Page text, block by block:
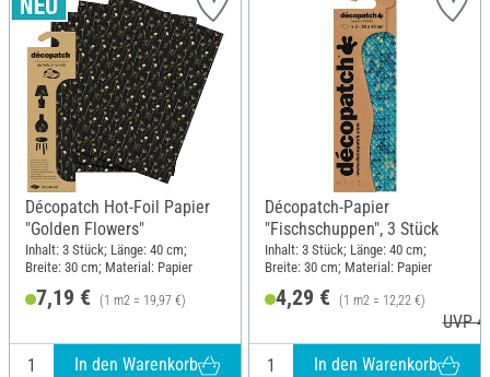
Décopatch Hot-Foil Papier
"Golden Flowers"
Inhalt: 3 Stück; Länge: 40 cm;
Breite: 30 cm; Material: Papier
7,19 € (1 m2 = 19,97 €)
In den Warenkorb
Décopatch-Papier
"Fischschuppen", 3 Stück
Inhalt: 3 Stück; Länge: 40 cm;
Breite: 30 cm; Material: Papier
4,29 € (1 m2 = 12,22 €)
UVP
In den Warenkorb